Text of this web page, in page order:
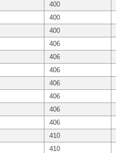
400
400
400
406
406
406
406
406
406
406
410
410